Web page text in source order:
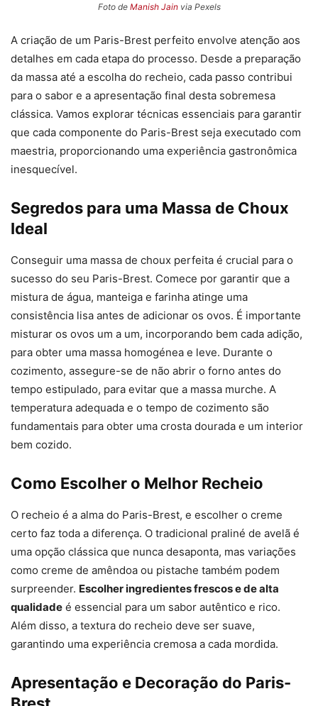
Foto de Manish Jainvia Pexels
A criação de um Paris-Brest perfeito envolve atenção aos
detalhes em cada etapa do processo. Desde a preparação
da massa até a escolha do recheio, cada passo contribui
para o sabor e a apresentação final desta sobremesa
clássica. Vamos explorar técnicas essenciais para garantir
que cada componente do Paris-Brest seja executado com
maestria, proporcionando uma experiência gastronômica
inesquecível.
Segredos para uma Massa de Choux
Ideal
Conseguir uma massa de choux perfeita é crucial para o
sucesso do seu Paris-Brest. Comece por garantir que a
mistura de água, manteiga e farinha atinge uma
consistência lisa antes de adicionar os ovos. É importante
misturar os ovos um a um, incorporando bem cada adição,
para obter uma massa homogénea e leve. Durante o
cozimento, assegure-se de não abrir o forno antes do
tempo estipulado, para evitar que a massa murche. A
temperatura adequada e o tempo de cozimento são
fundamentais para obter uma crosta dourada e um interior
bem cozido.
Como Escolher o Melhor Recheio
O recheio é a alma do Paris-Brest, e escolher o creme
certo faz toda a diferença. O tradicional praliné de avelã é
uma opção clássica que nunca desaponta, mas variações
como creme de amêndoa ou pistache também podem
surpreender. Escolher ingredientes frescos e de alta
qualidade é essencial para um sabor autêntico e rico.
Além disso, a textura do recheio deve ser suave,
garantindo uma experiência cremosa a cada mordida.
Apresentação e Decoração do Paris-